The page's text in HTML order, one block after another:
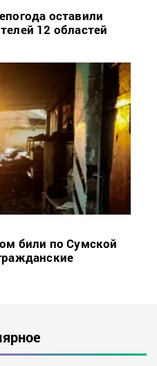
оставили
12 областей
били по Сумской